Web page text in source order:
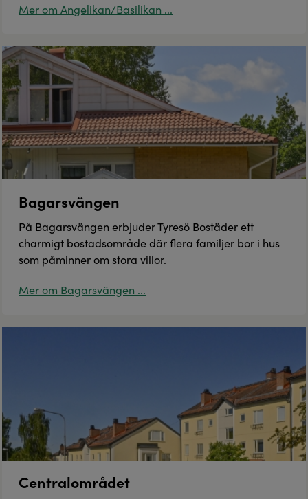
Mer om Angelikan/Basilikan ...
Bagarsvängen
På Bagarsvängen erbjuder Tyresö Bostäder ett
charmigt bostadsområde där flera familjer bor i hus
som påminner om stora villor.
Mer om Bagarsvängen ...
Centralområdet